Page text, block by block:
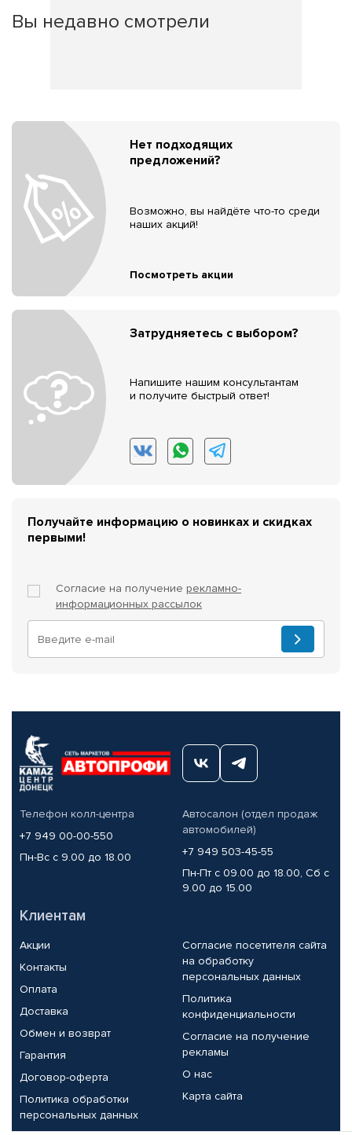
Вы недавно смотрели
Нет подходящих
предложений?
Возможно, вы найдёте что-то среди
наших акций!
Посмотреть акции
Затрудняетесь с выбором?
Напишите нашим консультантам
и получите быстрый ответ!
Получайте информацию о новинках и скидках
первыми!
Согласие на получение рекламно-
информационных рассылок
Телефон колл-центра
+7 949 00-00-550
Пн-Вс с 9.00 до 18.00
Автосалон (отдел продаж
автомобилей)
+7 949 503-45-55
Пн-Пт с 09.00 до 18.00, Сб с
9.00 до 15.00
Клиентам
Акции
Контакты
Оплата
Доставка
Обмен и возврат
Гарантия
Договор-оферта
Политика обработки
персональных данных
Согласие посетителя сайта
на обработку
персональных данных
Политика
конфиденциальности
Согласие на получение
рекламы
О нас
Карта сайта